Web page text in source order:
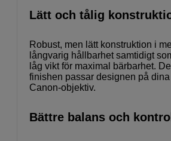
Lätt och tålig
Robust, men lätt konstruktion i
långvarig hållbarhet samtidigt
låg vikt för maximal bärbarhet.
finishen passar designen på
Canon-objektiv.
Bättre balans och kontroll